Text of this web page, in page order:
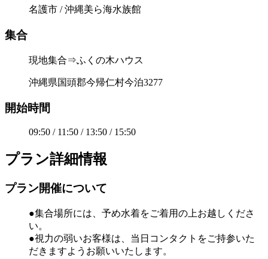
名護市 / 沖縄美ら海水族館
集合
現地集合⇒ふくの木ハウス
沖縄県国頭郡今帰仁村今泊3277
開始時間
09:50 / 11:50 / 13:50 / 15:50
プラン詳細情報
プラン開催について
●集合場所には、予め水着をご着用の上お越しくださ
い。
●視力の弱いお客様は、当日コンタクトをご持参いた
だきますようお願いいたします。